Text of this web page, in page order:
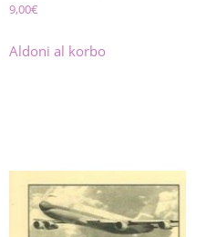
9,00€
Aldoni al korbo